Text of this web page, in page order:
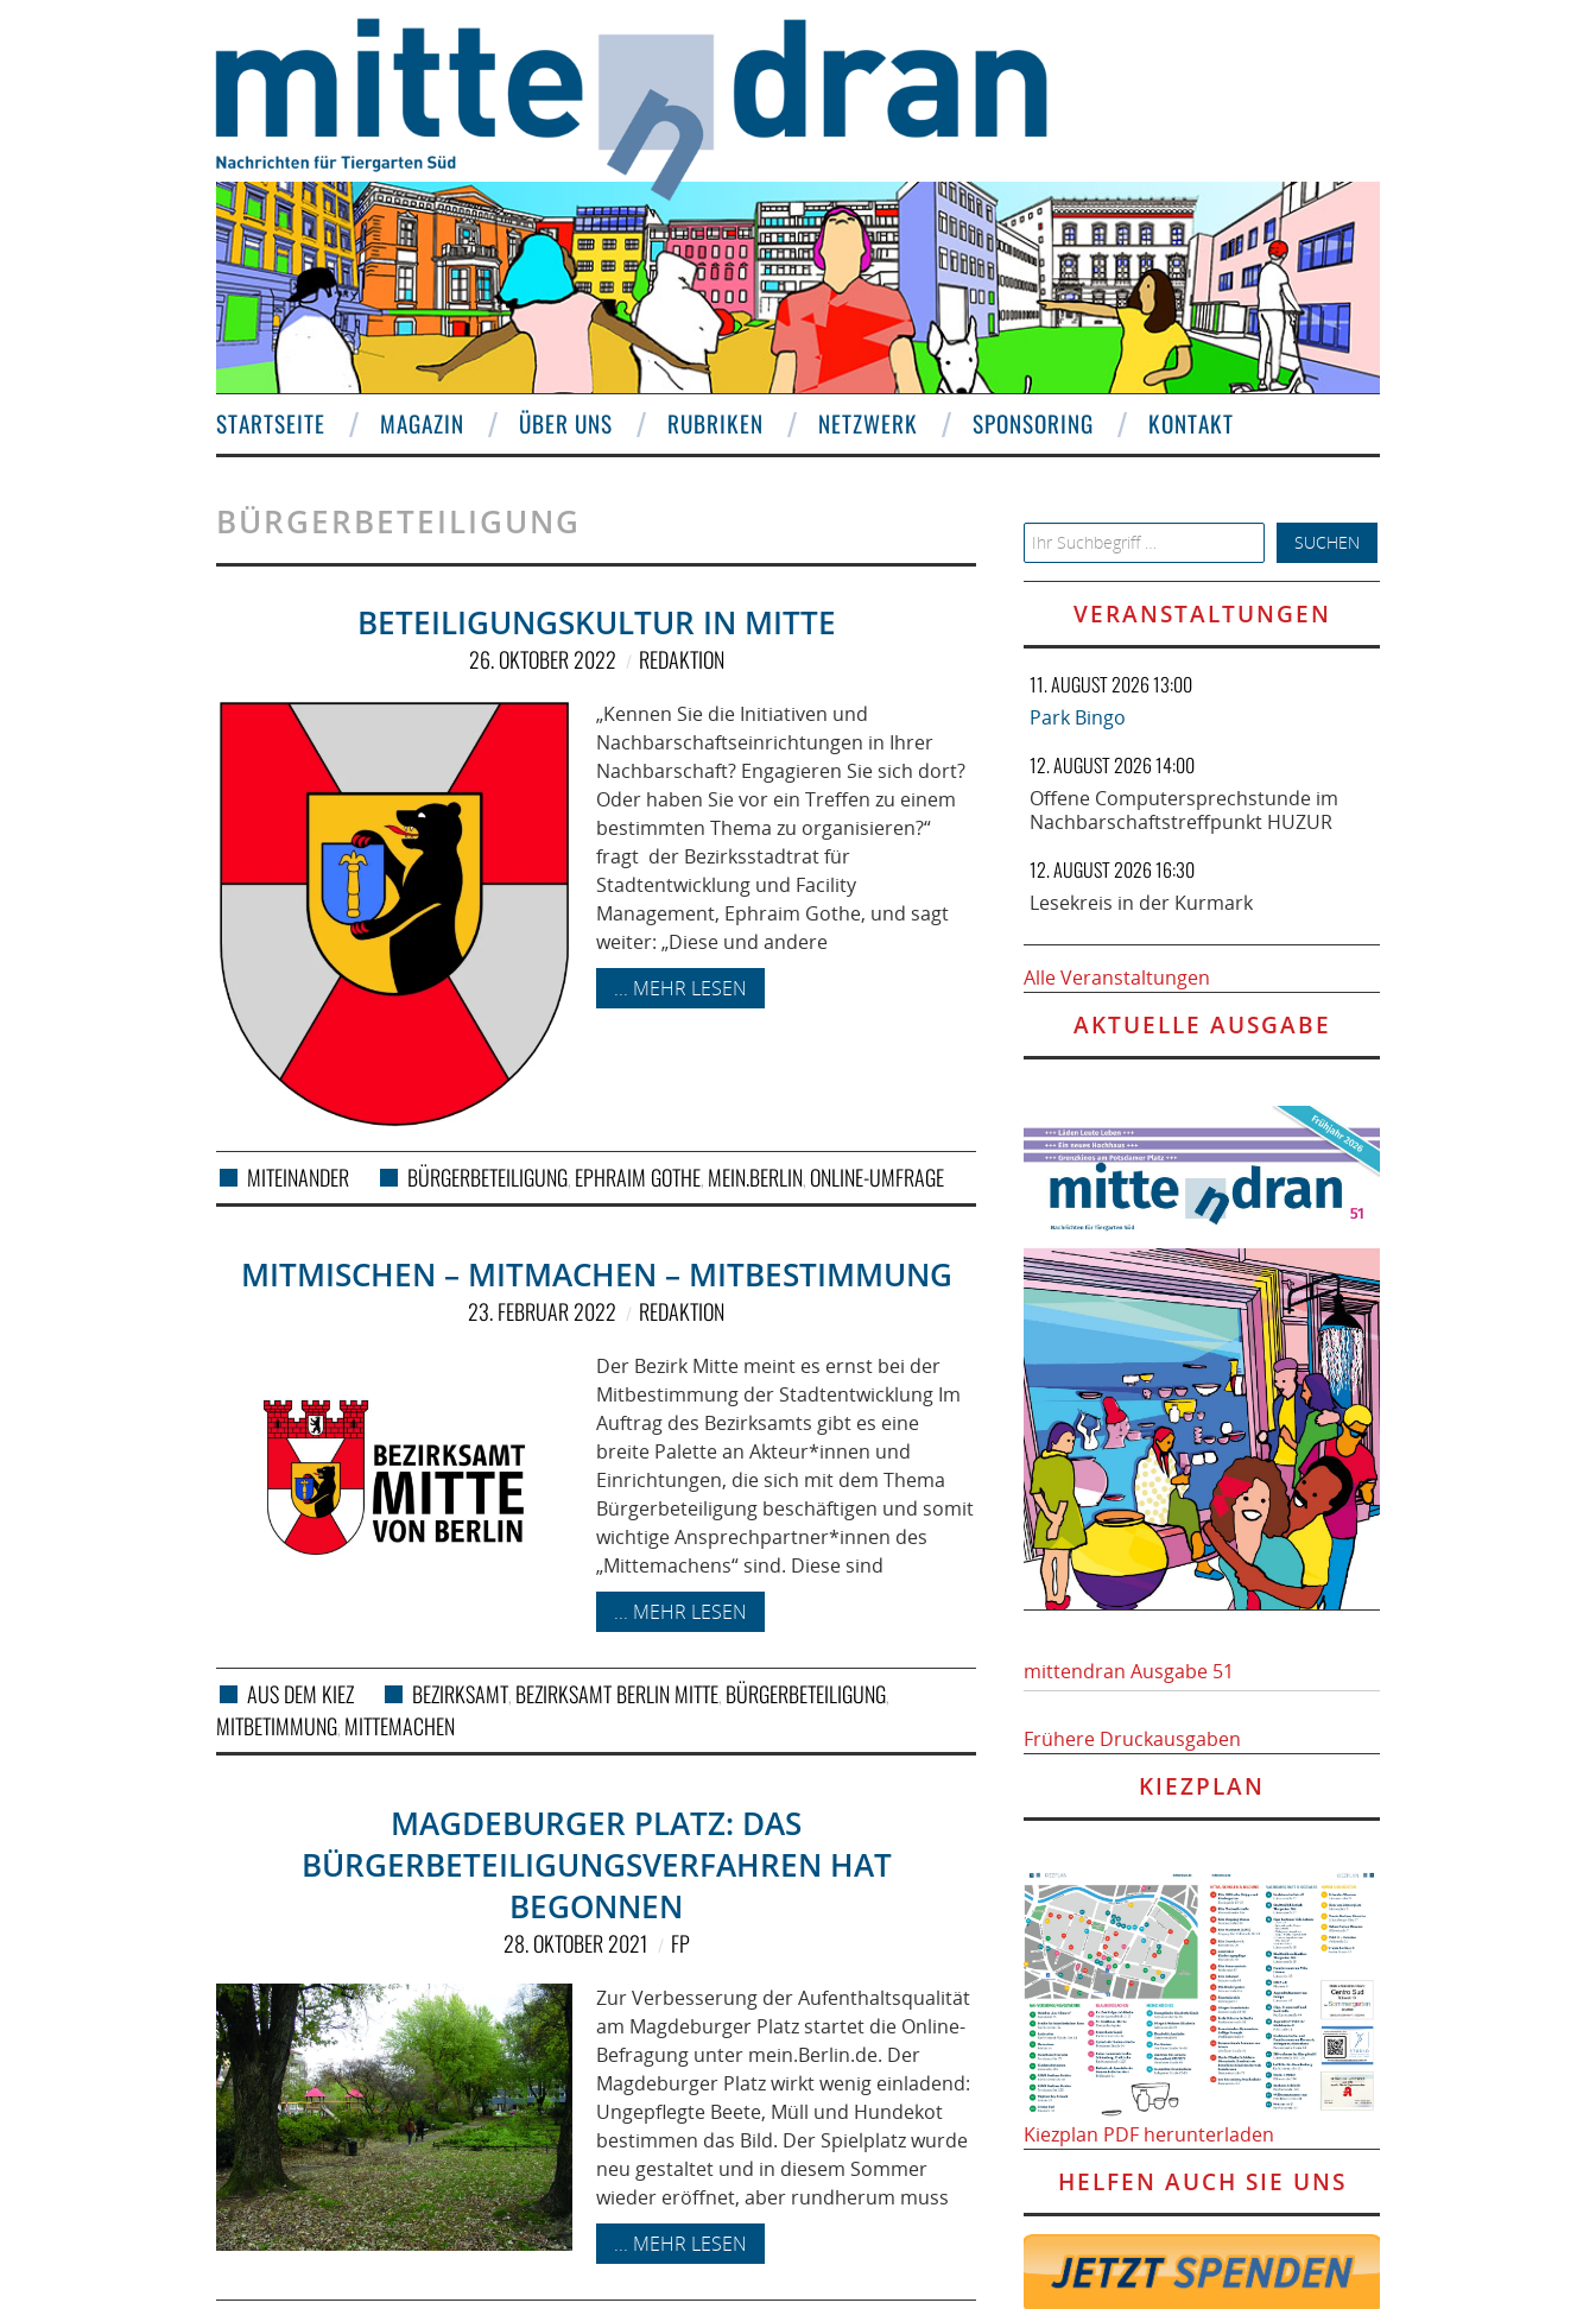
STARTSEITE MAGAZIN ÜBER UNS RUBRIKEN NETZWERK SPONSORING KONTAKT
BÜRGERBETEILIGUNG
BETEILIGUNGSKULTUR IN MITTE
26. OKTOBER 2022 REDAKTION
„Kennen Sie die Initiativen und
Nachbarschaftseinrichtungen in Ihrer
Nachbarschaft? Engagieren Sie sich dort?
Oder haben Sie vor ein Treffen zu einem
bestimmten Thema zu organisieren?“
fragt der Bezirksstadtrat für
Stadtentwicklung und Facility
Management, Ephraim Gothe, und sagt
weiter: „Diese und andere
... MEHR LESEN
MITEINANDER BÜRGERBETEILIGUNG, EPHRAIM GOTHE, MEIN.BERLIN, ONLINE-UMFRAGE
MITMISCHEN – MITMACHEN – MITBESTIMMUNG
23. FEBRUAR 2022 REDAKTION
Der Bezirk Mitte meint es ernst bei der
Mitbestimmung der Stadtentwicklung Im
Auftrag des Bezirksamts gibt es eine
breite Palette an Akteur*innen und
Einrichtungen, die sich mit dem Thema
Bürgerbeteiligung beschäftigen und somit
wichtige Ansprechpartner*innen des
„Mittemachens“ sind. Diese sind
... MEHR LESEN
AUS DEM KIEZ BEZIRKSAMT, BEZIRKSAMT BERLIN MITTE, BÜRGERBETEILIGUNG,
MITBETIMMUNG, MITTEMACHEN
MAGDEBURGER PLATZ: DAS
BÜRGERBETEILIGUNGSVERFAHREN HAT
BEGONNEN
28. OKTOBER 2021 FP
Zur Verbesserung der Aufenthaltsqualität
am Magdeburger Platz startet die Online-
Befragung unter mein.Berlin.de. Der
Magdeburger Platz wirkt wenig einladend:
Ungepflegte Beete, Müll und Hundekot
bestimmen das Bild. Der Spielplatz wurde
neu gestaltet und in diesem Sommer
wieder eröffnet, aber rundherum muss
... MEHR LESEN
Search for:
VERANSTALTUNGEN
11. AUGUST 2026 13:00
Park Bingo
12. AUGUST 2026 14:00
Offene Computersprechstunde im
Nachbarschaftstreffpunkt HUZUR
12. AUGUST 2026 16:30
Lesekreis in der Kurmark
Alle Veranstaltungen
AKTUELLE AUSGABE
mittendran Ausgabe 51
Frühere Druckausgaben
KIEZPLAN
Kiezplan PDF herunterladen
HELFEN AUCH SIE UNS